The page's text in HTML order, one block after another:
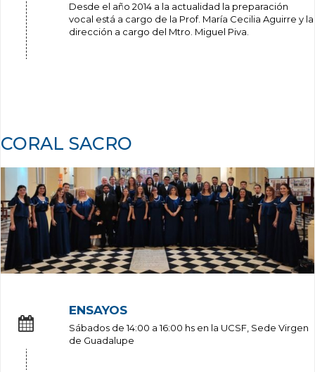
Desde el año 2014 a la actualidad la preparación
vocal está a cargo de la Prof. María Cecilia Aguirre y la
dirección a cargo del Mtro. Miguel Piva.
CORAL SACRO
ENSAYOS
Sábados de 14:00 a 16:00 hs en la UCSF, Sede Virgen
de Guadalupe